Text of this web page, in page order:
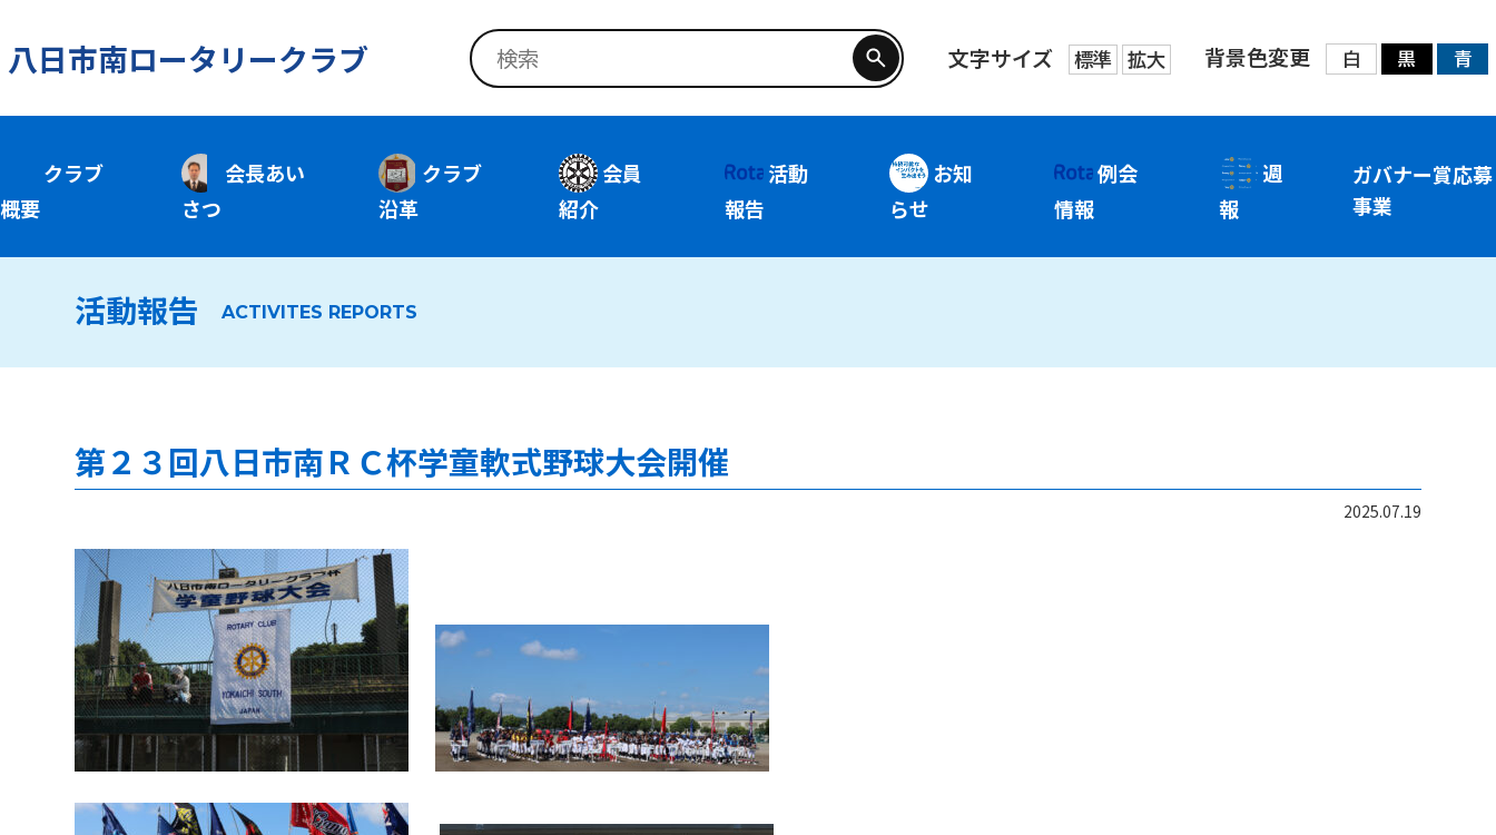
八日市南ロータリークラブ 文字サイズ 標準 拡大 背景色変更 白 黒 青
クラブ
概要
会長あい
さつ
クラブ
沿革
会員
紹介
活動
報告
お知
らせ
例会
情報
週
報
ガバナー賞応募
事業
活動報告 ACTIVITES REPORTS
第２３回八日市南ＲＣ杯学童軟式野球大会開催
2025.07.19